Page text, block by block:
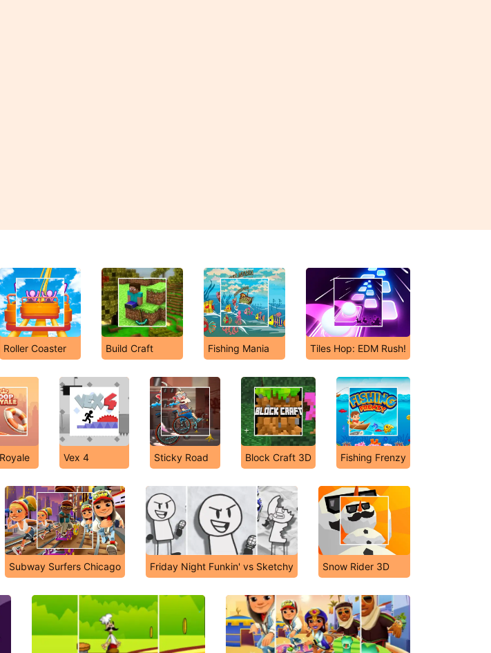
Roller Coaster Build Craft Fishing Mania Tiles Hop: EDM Rush!
Vex 4 Sticky Road Block Craft 3D Fishing Frenzy
Subway Surfers Chicago Friday Night Funkin' vs Sketchy Snow Rider 3D